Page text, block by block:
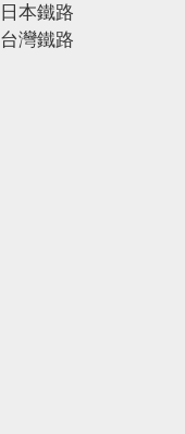
日本鐵路
台灣鐵路